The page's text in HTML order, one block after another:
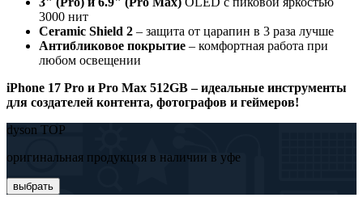
3000 нит
Ceramic Shield 2 – защита от царапин в 3 раза лучше
Антибликовое покрытие – комфортная работа при
любом освещении
iPhone 17 Pro и Pro Max 512GB – идеальные инструменты
для создателей контента, фотографов и геймеров!
dyson TOP
оригинальная продукция в наличии в уфе
выбрать